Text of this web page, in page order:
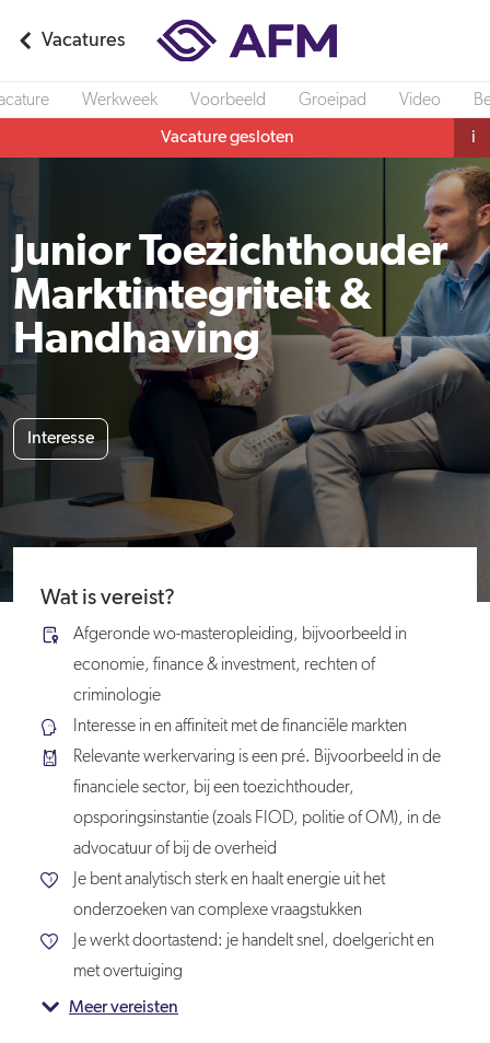
Vacatures
Werkweek Voorbeeld Groeipad Video
Vacature gesloten i
Junior Toezichthouder
Marktintegriteit &
Handhaving
Interesse
Wat is vereist?
Afgeronde wo-masteropleiding, bijvoorbeeld in
economie, finance & investment, rechten of
criminologie
Interesse in en affiniteit met de financiële markten
Relevante werkervaring is een pré. Bijvoorbeeld in de
financiele sector, bij een toezichthouder,
opsporingsinstantie (zoals FIOD, politie of OM), in de
advocatuur of bij de overheid
Je bent analytisch sterk en haalt energie uit het
onderzoeken van complexe vraagstukken
Je werkt doortastend: je handelt snel, doelgericht en
met overtuiging
Meer vereisten